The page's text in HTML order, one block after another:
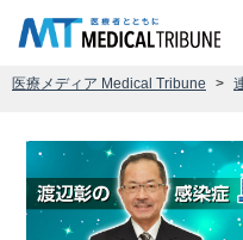
医療メディア Medical Tribune